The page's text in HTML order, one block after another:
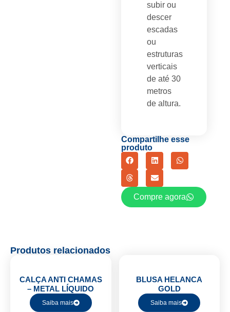
subir ou
descer
escadas
ou
estruturas
verticais
de até 30
metros
de altura.
Compartilhe esse
produto
Compre agora
Produtos relacionados
CALÇA ANTI CHAMAS
– METAL LÍQUIDO
Saiba mais
BLUSA HELANCA
GOLD
Saiba mais